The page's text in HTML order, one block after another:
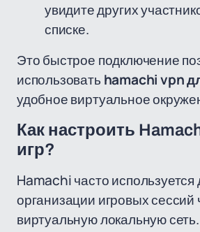
увидите других
списке.
Это быстрое подключение
использовать hamachi vpn
удобное виртуальное
Как настроить
игр?
Hamachi часто используется
организации игровых сессий
виртуальную локальную